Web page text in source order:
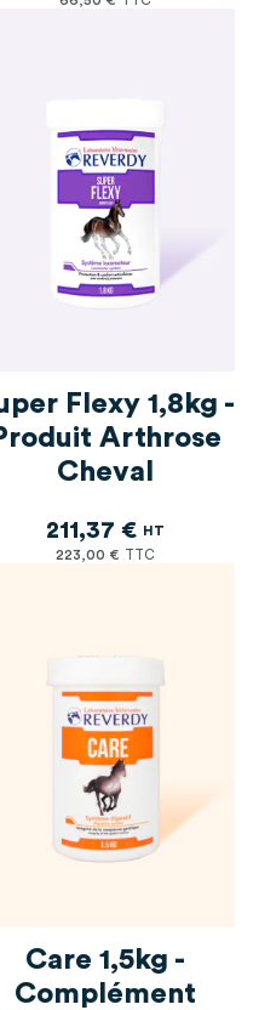
Flexy 1,8kg -
Arthrose
Cheval
223,00 €
211,37 €
Care 1,5kg -
Complément